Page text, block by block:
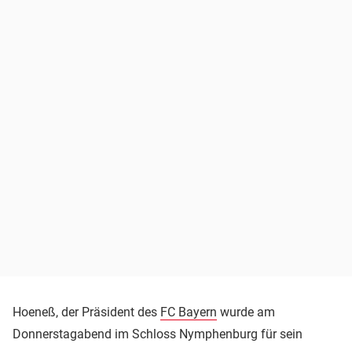
Hoeneß, der Präsident des FC Bayern wurde am
Donnerstagabend im Schloss Nymphenburg für sein